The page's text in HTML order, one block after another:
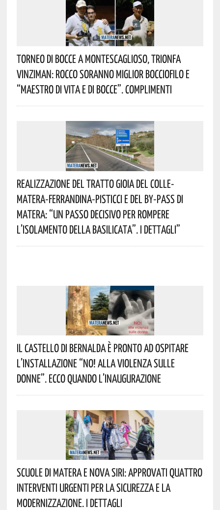
Torneo Di Bocce A Montescaglioso, Trionfa
Vinziman: Rocco Soranno Miglior Bocciofilo E
“Maestro Di Vita E Di Bocce”. Complimenti
Realizzazione Del Tratto Gioia Del Colle-
Matera-Ferrandina-Pisticci E Del By-Pass Di
Matera: “Un Passo Decisivo Per Rompere
L’isolamento Della Basilicata”. I Dettagli”
Il Castello Di Bernalda È Pronto Ad Ospitare
L’installazione “NO! Alla Violenza Sulle
Donne”. Ecco Quando L’inaugurazione
Scuole Di Matera E Nova Siri: Approvati Quattro
Interventi Urgenti Per La Sicurezza E La
Modernizzazione. I Dettagli